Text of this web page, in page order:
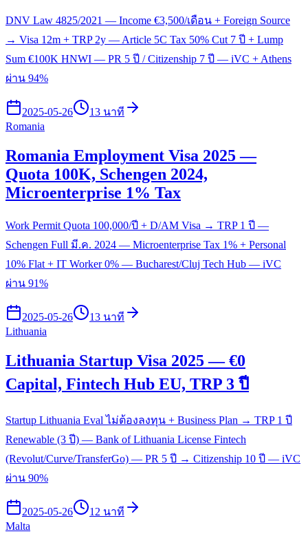
DNV Law 4825/2021 — Income €3,500/เดือน + Foreign Source
→ Visa 12m + TRP 2y — Article 5C Tax 50% Cut 7 ปี + Lump
Sum €100K HNWI — PR 5 ปี / Citizenship 7 ปี — iVC + Athens
ผ่าน 94%
2025-05-26
13 นาที
Romania
Romania Employment Visa 2025 —
Quota 100K, Schengen 2024,
Microenterprise 1% Tax
Work Permit Quota 100,000/ปี + D/AM Visa → TRP 1 ปี —
Schengen Full มี.ค. 2024 — Microenterprise Tax 1% + Personal
10% Flat + IT Worker 0% — Bucharest/Cluj Tech Hub — iVC
ผ่าน 91%
2025-05-26
13 นาที
Lithuania
Lithuania Startup Visa 2025 — €0
Capital, Fintech Hub EU, TRP 3 ปี
Startup Lithuania Eval ไม่ต้องลงทุน + Business Plan → TRP 1 ปี
Renewable (3 ปี) — Bank of Lithuania License Fintech
(Revolut/Curve/TransferGo) — PR 5 ปี → Citizenship 10 ปี — iVC
ผ่าน 90%
2025-05-26
12 นาที
Malta